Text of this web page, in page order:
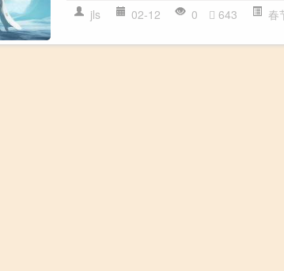
jls 02-12 0 643 春